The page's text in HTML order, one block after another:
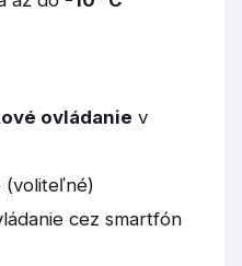
ovládanie v
(voliteľné)
cez smartfón